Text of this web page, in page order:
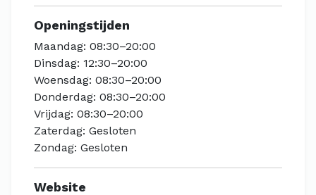
Openingstijden
Maandag: 08:30–20:00
Dinsdag: 12:30–20:00
Woensdag: 08:30–20:00
Donderdag: 08:30–20:00
Vrijdag: 08:30–20:00
Zaterdag: Gesloten
Zondag: Gesloten
Website